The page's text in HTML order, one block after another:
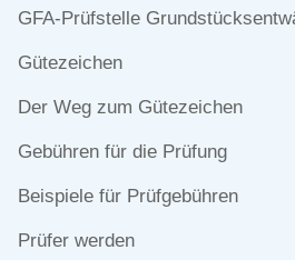
Navigation
GFA-Prüfstelle
Gütezeichen
Der Weg zum Gütezeichen
Gebühren für die Prüfung
Beispiele für Prüfgebühren
Prüfer werden